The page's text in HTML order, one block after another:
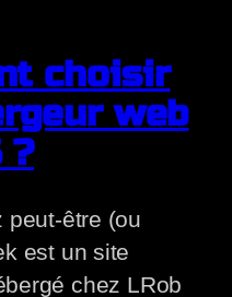
choisir
web
?
peut-être (ou
est un site
chez LRob